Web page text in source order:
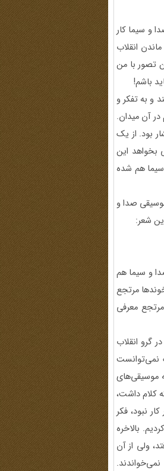
و سیما کار
انقلاب
تصور با من
باشم!
و به تفکر و
آن میدان.
بود. از یک
بخواهد این
سیما هم شده
صدا و
شعر:
و سیما هم
مرتجع
معرفی
گرو انقلاب
نمی‌توانست
موسیقی‌های
کلام داشت،
نبود، فکر
بالاخره
ولی از آن